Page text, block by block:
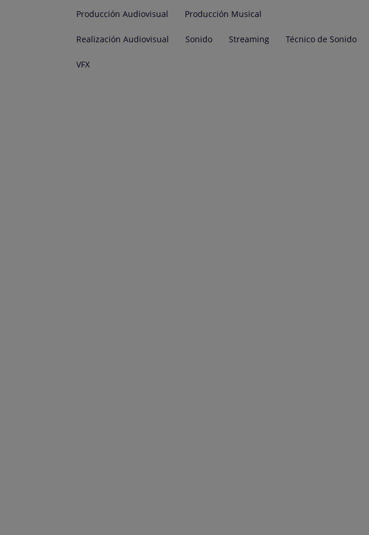
Producción Audiovisual Producción Musical
Realización Audiovisual Sonido Streaming Técnico de Sonido
VFX